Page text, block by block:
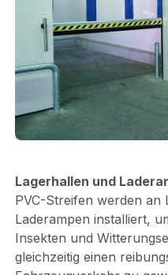
Lagerhallen und
PVC-Streifen werden an
Laderampen installiert,
Insekten und
gleichzeitig einen